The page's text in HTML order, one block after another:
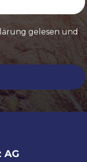
gelesen und
AG